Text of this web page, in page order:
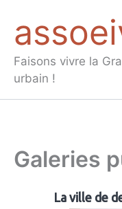
contenu
Faisons vivre la
urbain !
Galeries
La ville de